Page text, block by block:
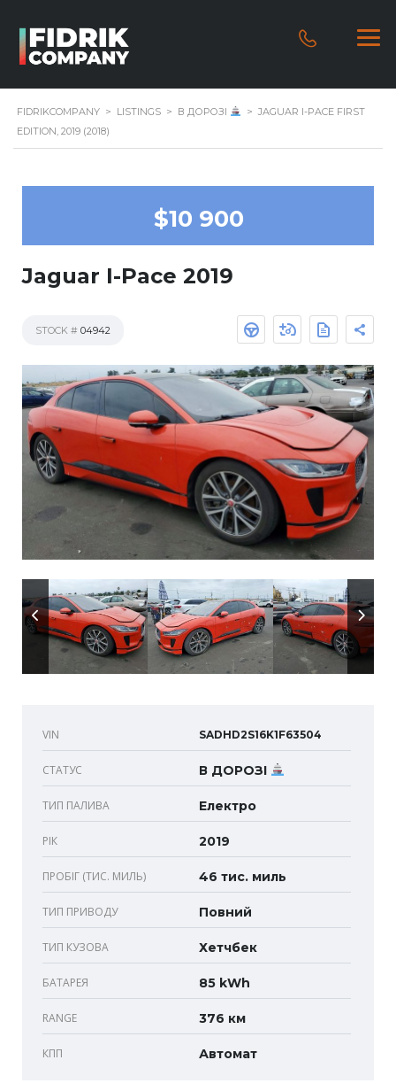
FIDRIKCOMPANY > LISTINGS > В ДОРОЗІ > JAGUAR I-PACE FIRST
EDITION, 2019 (2018)
$10 900
Jaguar I-Pace 2019
STOCK # 04942
VIN SADHD2S16K1F63504
СТАТУС В ДОРОЗІ
ТИП ПАЛИВА Електро
РІК 2019
ПРОБІГ (ТИС. МИЛЬ) 46 тис. миль
ТИП ПРИВОДУ Повний
ТИП КУЗОВА Хетчбек
БАТАРЕЯ 85 kWh
RANGE 376 км
КПП Автомат